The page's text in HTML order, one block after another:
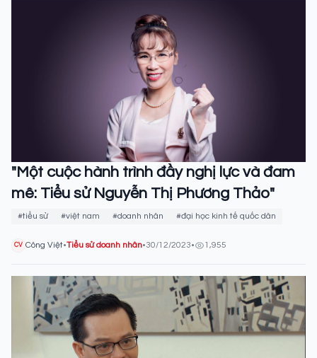
"Một cuộc hành trình đầy nghị lực và đam
mê: Tiểu sử Nguyễn Thị Phương Thảo"
#tiểu sử #việt nam #doanh nhân #đại học kinh tế quốc dân
CV Công Việt•Tiểu sử doanh nhân•30/12/2023• 1,955